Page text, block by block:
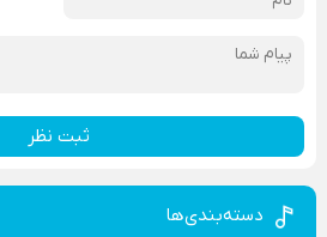
ثبت نظر
دسته‌بندی‌ها